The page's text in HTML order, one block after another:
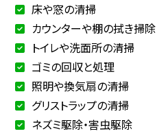
床や窓の清掃
カウンターや棚の拭き掃除
トイレや洗面所の清掃
ゴミの回収と処理
照明や換気扇の清掃
グリストラップの清掃
ネズミ駆除・害虫駆除